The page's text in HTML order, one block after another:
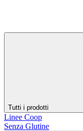
Tutti i prodotti
Linee Coop
Senza Glutine